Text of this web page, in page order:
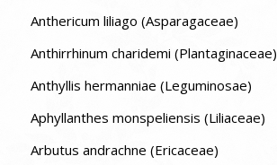
Anthericum liliago (Asparagaceae)
Anthirrhinum charidemi (Plantaginaceae)
Anthyllis hermanniae (Leguminosae)
Aphyllanthes monspeliensis (Liliaceae)
Arbutus andrachne (Ericaceae)